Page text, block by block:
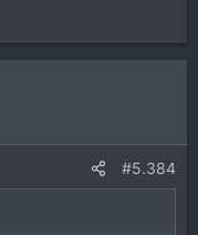
#5.384